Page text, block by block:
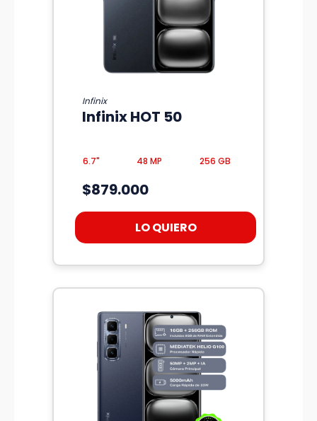
Infinix
Infinix HOT 50
6.7" 48 MP 256 GB
$879.000
LO QUIERO